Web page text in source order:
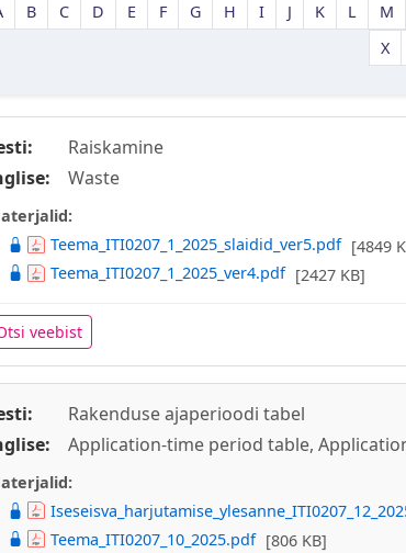
B C D E F G H I J K L M
X
Raiskamine
Waste
Teema_ITI0207_1_2025_slaidid_ver5.pdf [4849
Teema_ITI0207_1_2025_ver4.pdf [2427 KB]
veebist
Rakenduse ajaperioodi tabel
Application-time period table,
Teema_ITI0207_10_2025.pdf [806 KB]